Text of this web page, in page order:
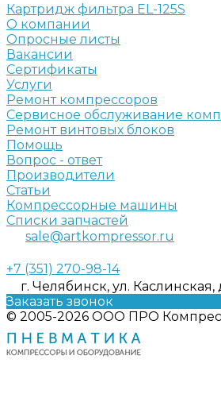
Картридж фильтра EL-125S
О компании
Опросные листы
Вакансии
Сертификаты
Услуги
Ремонт компрессоров
Сервисное обслуживание
Ремонт винтовых блоков
Помощь
Вопрос - ответ
Производители
Статьи
Компрессорные машины
Списки запчастей
sale@artkompressor.ru
+7 (351) 270-98-14
г. Челябинск, ул. Каслинская,
Заказать звонок
© 2005-2026 ООО ПРО